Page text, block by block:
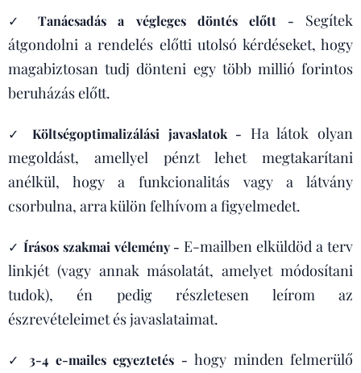
✓Tanácsadás a végleges döntés előtt - Segítek
átgondolni a rendelés előtti utolsó kérdéseket, hogy
magabiztosan tudj dönteni egy több millió forintos
beruházás előtt.
✓Költségoptimalizálási javaslatok - Ha látok olyan
megoldást, amellyel pénzt lehet megtakarítani
anélkül, hogy a funkcionalitás vagy a látvány
csorbulna, arra külön felhívom a figyelmedet.
✓ Írásos szakmai vélemény - E-mailben elküldöd a terv
linkjét (vagy annak másolatát, amelyet módosítani
tudok), én pedig részletesen leírom az
észrevételeimet és javaslataimat.
✓ 3-4 e-mailes egyeztetés - hogy minden felmerülő